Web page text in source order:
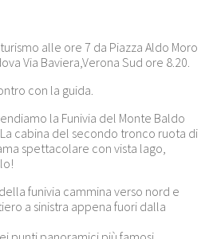
alle ore 7 da Piazza Aldo Moro
Via Baviera,Verona Sud ore 8.20.
con la guida.
la Funivia del Monte Baldo
cabina del secondo tronco ruota di
spettacolare con vista lago,
funivia cammina verso nord e
a sinistra appena fuori dalla